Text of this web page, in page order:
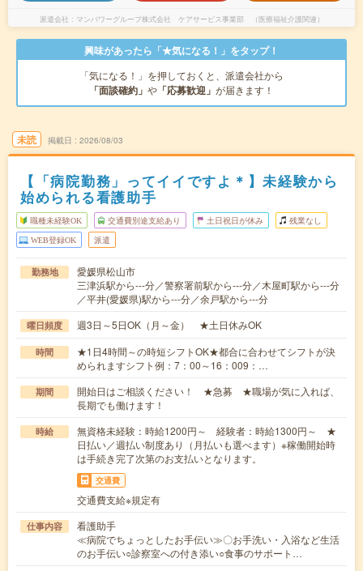
派遣会社 マンパワーグループ株式会社 ケアサービス事業部 （医療福祉介護関連）
興味があったら「★気になる！」をタップ！
「気になる！」を押しておくと、派遣会社から
「面談確約」 や 「応募歓迎」 が届きます！
未読 掲載日 2026/08/03
【「病院勤務」ってイイですよ＊】未経験から
始められる看護助手
職種未経験OK 交通費別途支給あり 土日祝日が休み 残業なし
WEB登録OK 派遣
勤務地
愛媛県松山市
三津浜駅から---分／警察署前駅から---分／木屋町駅から---分
／平井(愛媛県)駅から---分／余戸駅から---分
曜日頻度 週3日～5日OK（月～金） ★土日休みOK
時間
★1日4時間～の時短シフトOK★都合に合わせてシフトが決
められますシフト例：7：00～16：009：…
期間
開始日はご相談ください！ ★急募 ★職場が気に入れば、
長期でも働けます！
時給
無資格未経験：時給1200円～ 経験者：時給1300円～ ★
日払い／週払い制度あり（月払いも選べます）※稼働開始時
は手続き完了次第のお支払いとなります。
交通費
交通費支給※規定有
仕事内容
看護助手
≪病院でちょっとしたお手伝い≫〇お手洗い・入浴など生活
のお手伝い○診察室への付き添い○食事のサポート…